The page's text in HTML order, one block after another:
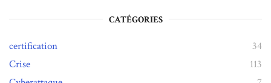
CATÉGORIES
certification
34
Crise
113